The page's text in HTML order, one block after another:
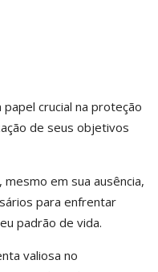
crucial na proteção
de seus objetivos
em sua ausência,
para enfrentar
padrão de vida.
valiosa no